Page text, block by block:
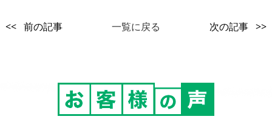
<< 前の記事 一覧に戻る 次の記事 >>